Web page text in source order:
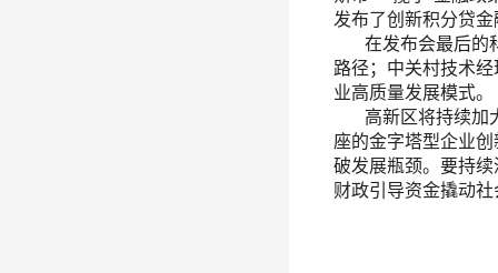
发布了创新积分贷
在发布会最后的科
路径；中关村技术
业高质量发展模式。
高新区将持续加大
座的金字塔型企业
破发展瓶颈。要持
财政引导资金撬动